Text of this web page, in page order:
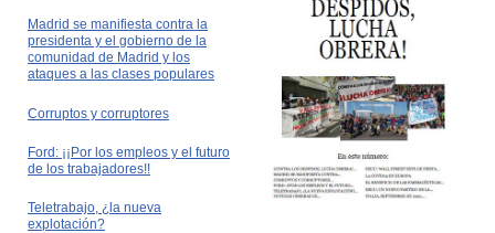
Madrid se manifiesta contra la
presidenta y el gobierno de la
comunidad de Madrid y los
ataques a las clases populares
Corruptos y corruptores
Ford: ¡¡Por los empleos y el futuro
de los trabajadores!!
Teletrabajo, ¿la nueva
explotación?